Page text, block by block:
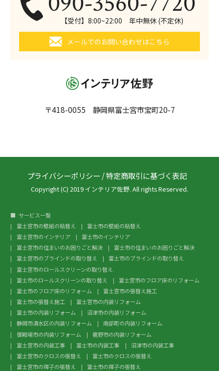
【受付】8:00~22:00 年中無休 (不定休)
メールでのお問い合わせはこちら
〒418-0055 静岡県富士宮市宝町20-7
プライバシーポリシー /特定商取引に基づく表記
Copyright (C) 2019 インテリア佐野. All rights Reserved.
サービス一覧
富士宮市の壁紙の貼替え
富士市の壁紙の貼替え
富士宮市のインテリア
富士市のインテリア
富士宮市の住まいのお困りごと解決
富士市の住まいのお困りごと解決
富士宮市のブラインドの取り替え
富士市のブラインドの取り替え
富士宮市のロールスクリーンの取り替え
富士市のロールスクリーンの取り替え
富士宮市のフロア床のリフォーム
富士市のフロア床のリフォーム
富士宮市の張替え施工
富士市の張替え施工
富士宮市の内装リフォーム
富士市の内装リフォーム
沼津市の内装リフォーム
静岡市清水区の内装リフォーム
南部町の内装リフォーム
御殿場市の内装リフォーム
裾野市の内装リフォーム
富士宮市の内装工事
富士市の内装工事
沼津市の内装工事
富士宮市のクロスの張替え
富士市のクロスの張替え
富士宮市の障子の張替え
富士市の障子の張替え